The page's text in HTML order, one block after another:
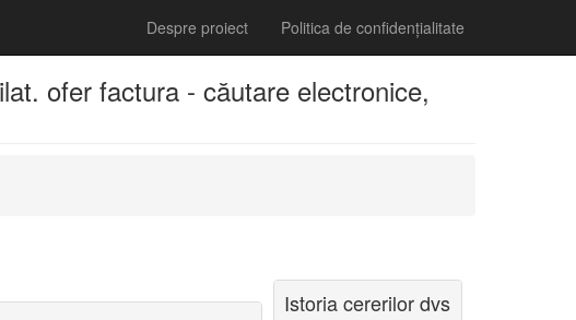
Despre proiect Politica de confidențialitate
ofer factura - căutare electronice,
Istoria cererilor dvs